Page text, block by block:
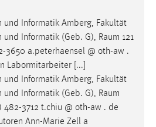
und Informatik Amberg, Fakultät
und Informatik (Geb. G), Raum 121
3650 a.peterhaensel @ oth-aw .
Labormitarbeiter [...]
und Informatik Amberg, Fakultät
und Informatik (Geb. G), Raum
482-3712 t.chiu @ oth-aw . de
Ann-Marie Zell a